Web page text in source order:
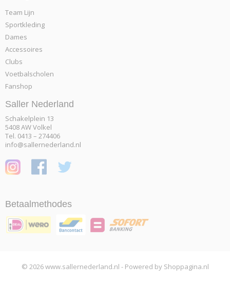
Team Lijn
Sportkleding
Dames
Accessoires
Clubs
Voetbalscholen
Fanshop
Saller Nederland
Schakelplein 13
5408 AW Volkel
Tel. 0413 – 274406
info@sallernederland.nl
Betaalmethodes
© 2026 www.sallernederland.nl - Powered by Shoppagina.nl